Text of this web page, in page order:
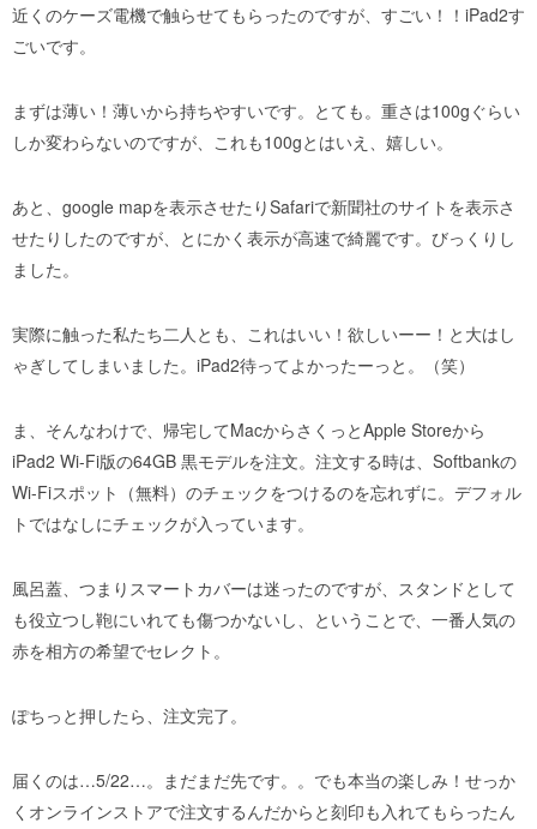
近くのケーズ電機で触らせてもらったのですが、すごい！！iPad2す
ごいです。
まずは薄い！薄いから持ちやすいです。とても。重さは100gぐらい
しか変わらないのですが、これも100gとはいえ、嬉しい。
あと、google mapを表示させたりSafariで新聞社のサイトを表示さ
せたりしたのですが、とにかく表示が高速で綺麗です。びっくりし
ました。
実際に触った私たち二人とも、これはいい！欲しいーー！と大はし
ゃぎしてしまいました。iPad2待ってよかったーっと。（笑）
ま、そんなわけで、帰宅してMacからさくっとApple Storeから
iPad2 Wi-Fi版の64GB 黒モデルを注文。注文する時は、Softbankの
Wi-Fiスポット（無料）のチェックをつけるのを忘れずに。デフォル
トではなしにチェックが入っています。
風呂蓋、つまりスマートカバーは迷ったのですが、スタンドとして
も役立つし鞄にいれても傷つかないし、ということで、一番人気の
赤を相方の希望でセレクト。
ぽちっと押したら、注文完了。
届くのは…5/22…。まだまだ先です。。でも本当の楽しみ！せっか
くオンラインストアで注文するんだからと刻印も入れてもらったん